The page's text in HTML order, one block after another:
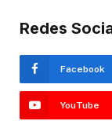
Redes
Facebook
YouTube